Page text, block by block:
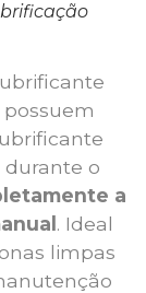
durante o
a
. Ideal
limpas